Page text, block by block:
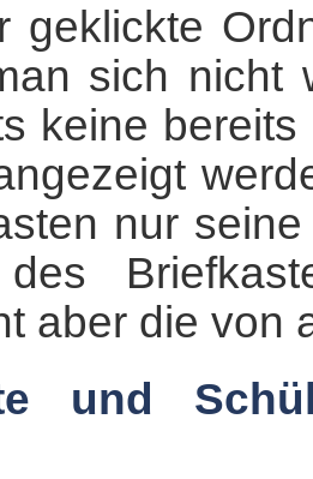
geklickte
sich nicht
keine
nur
aber die von
und